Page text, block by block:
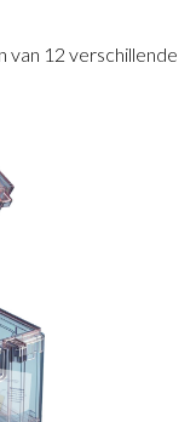
van 12 verschillende